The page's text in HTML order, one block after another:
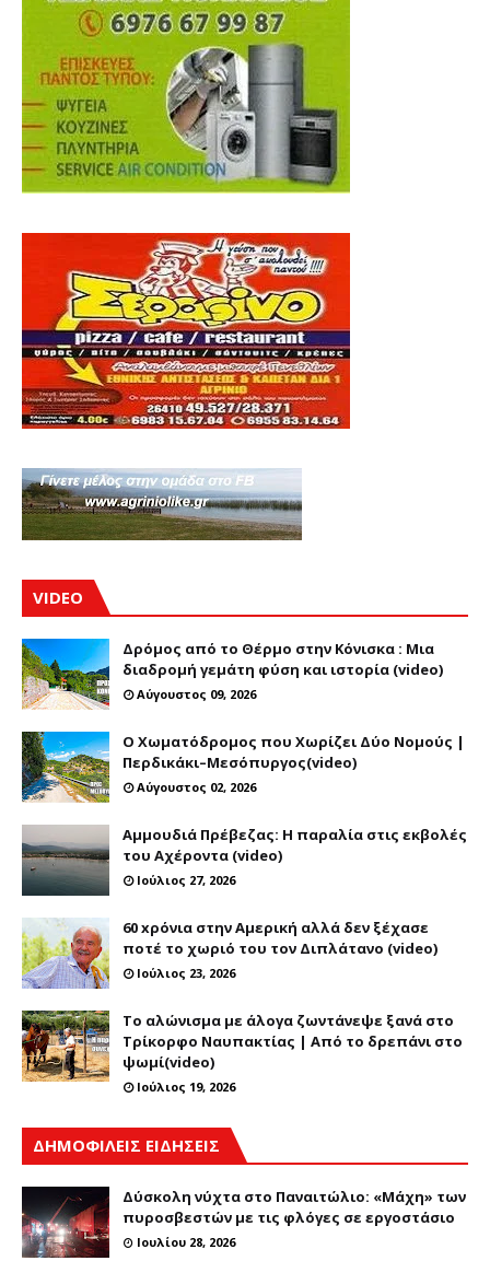
VIDEO
Δρόμος από το Θέρμο στην Κόνισκα : Μια
διαδρομή γεμάτη φύση και ιστορία (video)
Αύγουστος 09, 2026
Ο Χωματόδρομος που Χωρίζει Δύο Νομούς |
Περδικάκι–Μεσόπυργος(video)
Αύγουστος 02, 2026
Αμμουδιά Πρέβεζας: Η παραλία στις εκβολές
του Αχέροντα (video)
Ιούλιος 27, 2026
60 xρόνια στην Αμερική αλλά δεν ξέχασε
ποτέ το χωριό του τον Διπλάτανο (video)
Ιούλιος 23, 2026
Το αλώνισμα με άλογα ζωντάνεψε ξανά στο
Τρίκορφο Ναυπακτίας | Από το δρεπάνι στο
ψωμί(video)
Ιούλιος 19, 2026
ΔΗΜΟΦΙΛΕΙΣ ΕΙΔΗΣΕΙΣ
Δύσκολη νύχτα στο Παναιτώλιο: «Μάχη» των
πυροσβεστών με τις φλόγες σε εργοστάσιο
Ιουλίου 28, 2026